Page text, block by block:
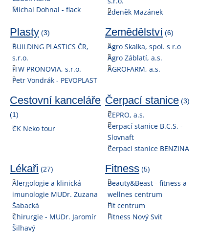
Michal Dohnal - flack
Zdeněk Mazánek
Plasty (3)
BUILDING PLASTICS ČR,
s.r.o.
ITW PRONOVIA, s.r.o.
Petr Vondrák - PEVOPLAST
Zemědělství (6)
Agro Skalka, spol. s r.o
Agro Záblatí, a.s.
AGROFARM, a.s.
Cestovní kanceláře
(1)
CK Neko tour
Čerpací stanice (3)
ČEPRO, a.s.
Čerpací stanice B.C.S. -
Slovnaft
Čerpací stanice BENZINA
Lékaři (27)
Alergologie a klinická
imunologie MUDr. Zuzana
Šabacká
Chirurgie - MUDr. Jaromír
Šilhavý
Fitness (5)
Beauty&Beast - fitness a
wellnes centrum
Fit centrum
Fitness Nový Svit